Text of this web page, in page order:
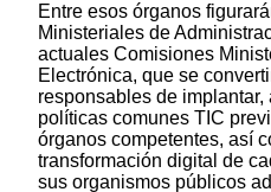
Entre esos órganos
Ministeriales de
actuales Comisiones
Electrónica, que se
responsables de
políticas comunes TIC
órganos competentes, así
transformación digital de
sus organismos públicos